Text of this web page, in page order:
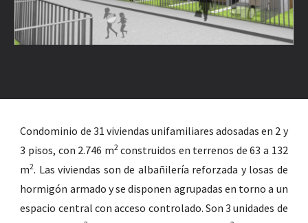
Condominio de 31 viviendas unifamiliares adosadas en 2 y
3 pisos, con 2.746 m2construidos en terrenos de 63 a 132
m2. Las viviendas son de albañilería reforzada y losas de
hormigón armado y se disponen agrupadas en torno a un
espacio central con acceso controlado. Son 3 unidades de